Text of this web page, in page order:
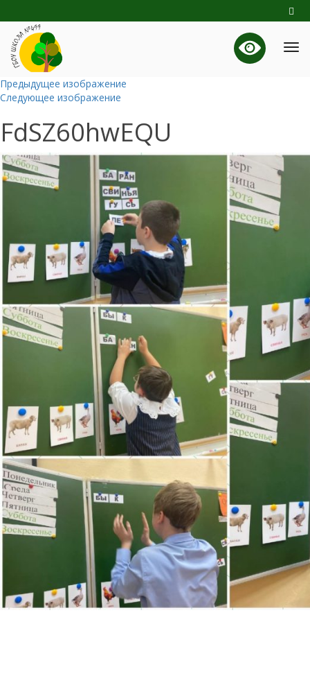
Предыдущее изображение
Следующее изображение
FdSZ60hwEQU